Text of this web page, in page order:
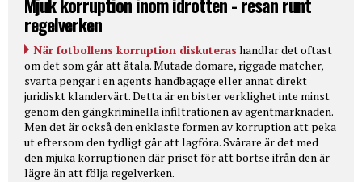
regelverken
När fotbollens korruption diskuteras handlar det oftast
om det som går att åtala. Mutade domare, riggade matcher,
svarta pengar i en agents handbagage eller annat direkt
juridiskt klandervärt. Detta är en bister verklighet inte minst
genom den gängkriminella infiltrationen av agentmarknaden.
Men det är också den enklaste formen av korruption att peka
ut eftersom den tydligt går att lagföra. Svårare är det med
den mjuka korruptionen där priset för att bortse ifrån den är
lägre än att följa regelverken.